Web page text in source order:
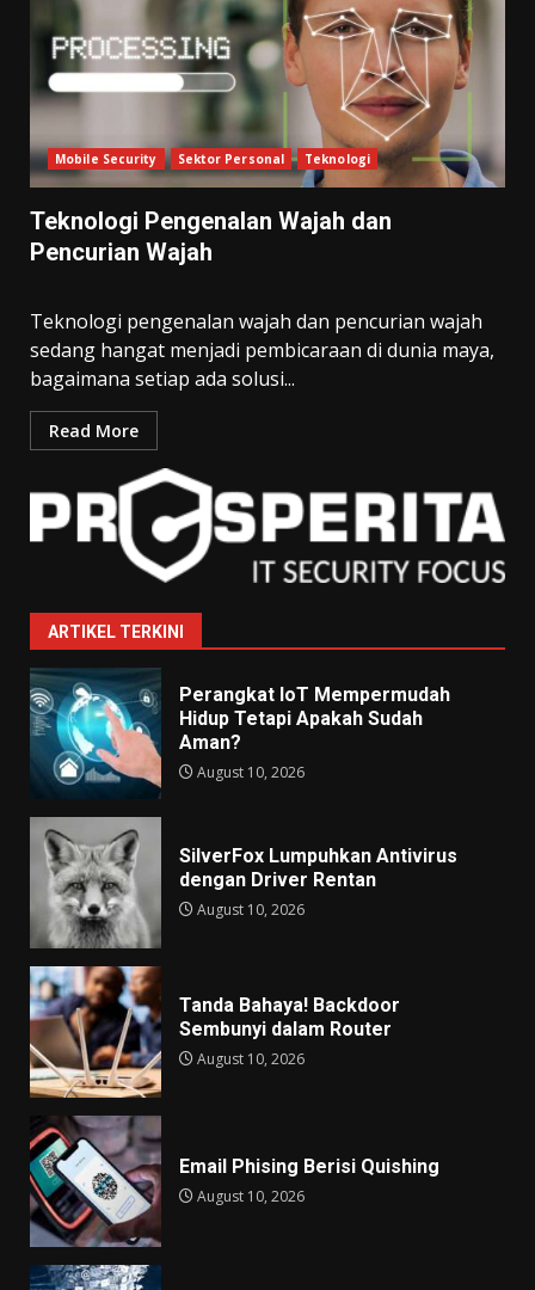
Mobile Security Sektor Personal Teknologi
Teknologi Pengenalan Wajah dan
Pencurian Wajah
Teknologi pengenalan wajah dan pencurian wajah
sedang hangat menjadi pembicaraan di dunia maya,
bagaimana setiap ada solusi...
Read More
ARTIKEL TERKINI
Perangkat IoT Mempermudah
Hidup Tetapi Apakah Sudah
Aman?
August 10, 2026
SilverFox Lumpuhkan Antivirus
dengan Driver Rentan
August 10, 2026
Tanda Bahaya! Backdoor
Sembunyi dalam Router
August 10, 2026
Email Phising Berisi Quishing
August 10, 2026